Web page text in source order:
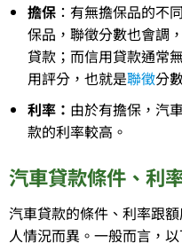
擔保：有無擔保品的不
保品，聯徵分數也會調
貸款；而信用貸款通常
用評分，也就是聯徵分
利率： 由於有擔保，汽
款的利率較高。
汽車貸款條件、利
汽車貸款的條件、利率跟
人情況而異。一般而言，